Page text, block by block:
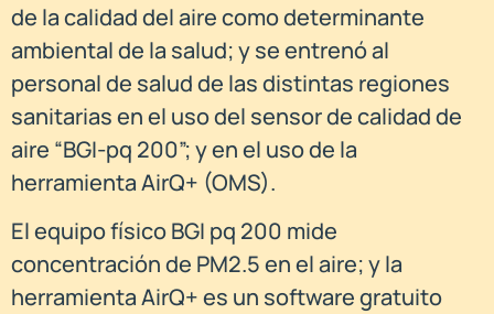
de la calidad del aire como determinante
ambiental de la salud; y se entrenó al
personal de salud de las distintas regiones
sanitarias en el uso del sensor de calidad de
aire “BGI-pq 200”; y en el uso de la
herramienta AirQ+ (OMS).
El equipo físico BGI pq 200 mide
concentración de PM2.5 en el aire; y la
herramienta AirQ+ es un software gratuito